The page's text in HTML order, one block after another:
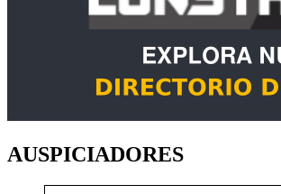
AUSPICIADORES